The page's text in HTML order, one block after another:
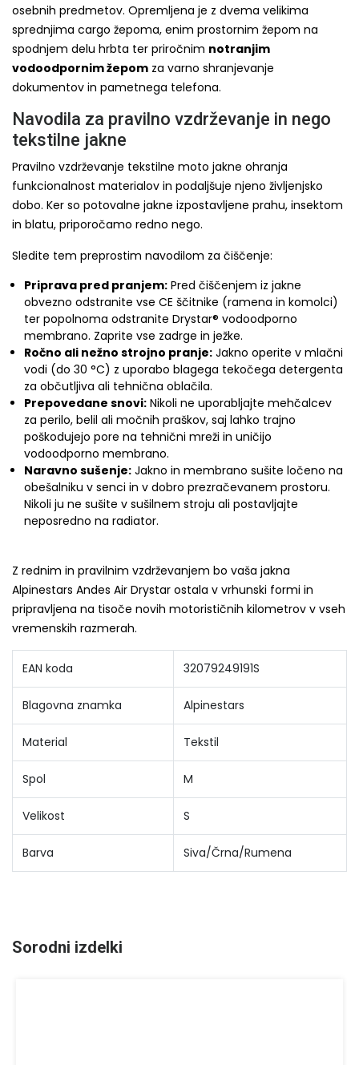
osebnih predmetov. Opremljena je z dvema velikima
sprednjima cargo žepoma, enim prostornim žepom na
spodnjem delu hrbta ter priročnim notranjim
vodoodpornim žepom za varno shranjevanje
dokumentov in pametnega telefona.
Navodila za pravilno vzdrževanje in nego
tekstilne jakne
Pravilno vzdrževanje tekstilne moto jakne ohranja
funkcionalnost materialov in podaljšuje njeno življenjsko
dobo. Ker so potovalne jakne izpostavljene prahu, insektom
in blatu, priporočamo redno nego.
Sledite tem preprostim navodilom za čiščenje:
Priprava pred pranjem: Pred čiščenjem iz jakne
obvezno odstranite vse CE ščitnike (ramena in komolci)
ter popolnoma odstranite Drystar® vodoodporno
membrano. Zaprite vse zadrge in ježke.
Ročno ali nežno strojno pranje: Jakno operite v mlačni
vodi (do 30 °C) z uporabo blagega tekočega detergenta
za občutljiva ali tehnična oblačila.
Prepovedane snovi: Nikoli ne uporabljajte mehčalcev
za perilo, belil ali močnih praškov, saj lahko trajno
poškodujejo pore na tehnični mreži in uničijo
vodoodporno membrano.
Naravno sušenje: Jakno in membrano sušite ločeno na
obešalniku v senci in v dobro prezračevanem prostoru.
Nikoli ju ne sušite v sušilnem stroju ali postavljajte
neposredno na radiator.
Z rednim in pravilnim vzdrževanjem bo vaša jakna
Alpinestars Andes Air Drystar ostala v vrhunski formi in
pripravljena na tisoče novih motorističnih kilometrov v vseh
vremenskih razmerah.
EAN koda 32079249191S
Blagovna znamka Alpinestars
Material Tekstil
Spol M
Velikost S
Barva Siva/Črna/Rumena
Sorodni izdelki